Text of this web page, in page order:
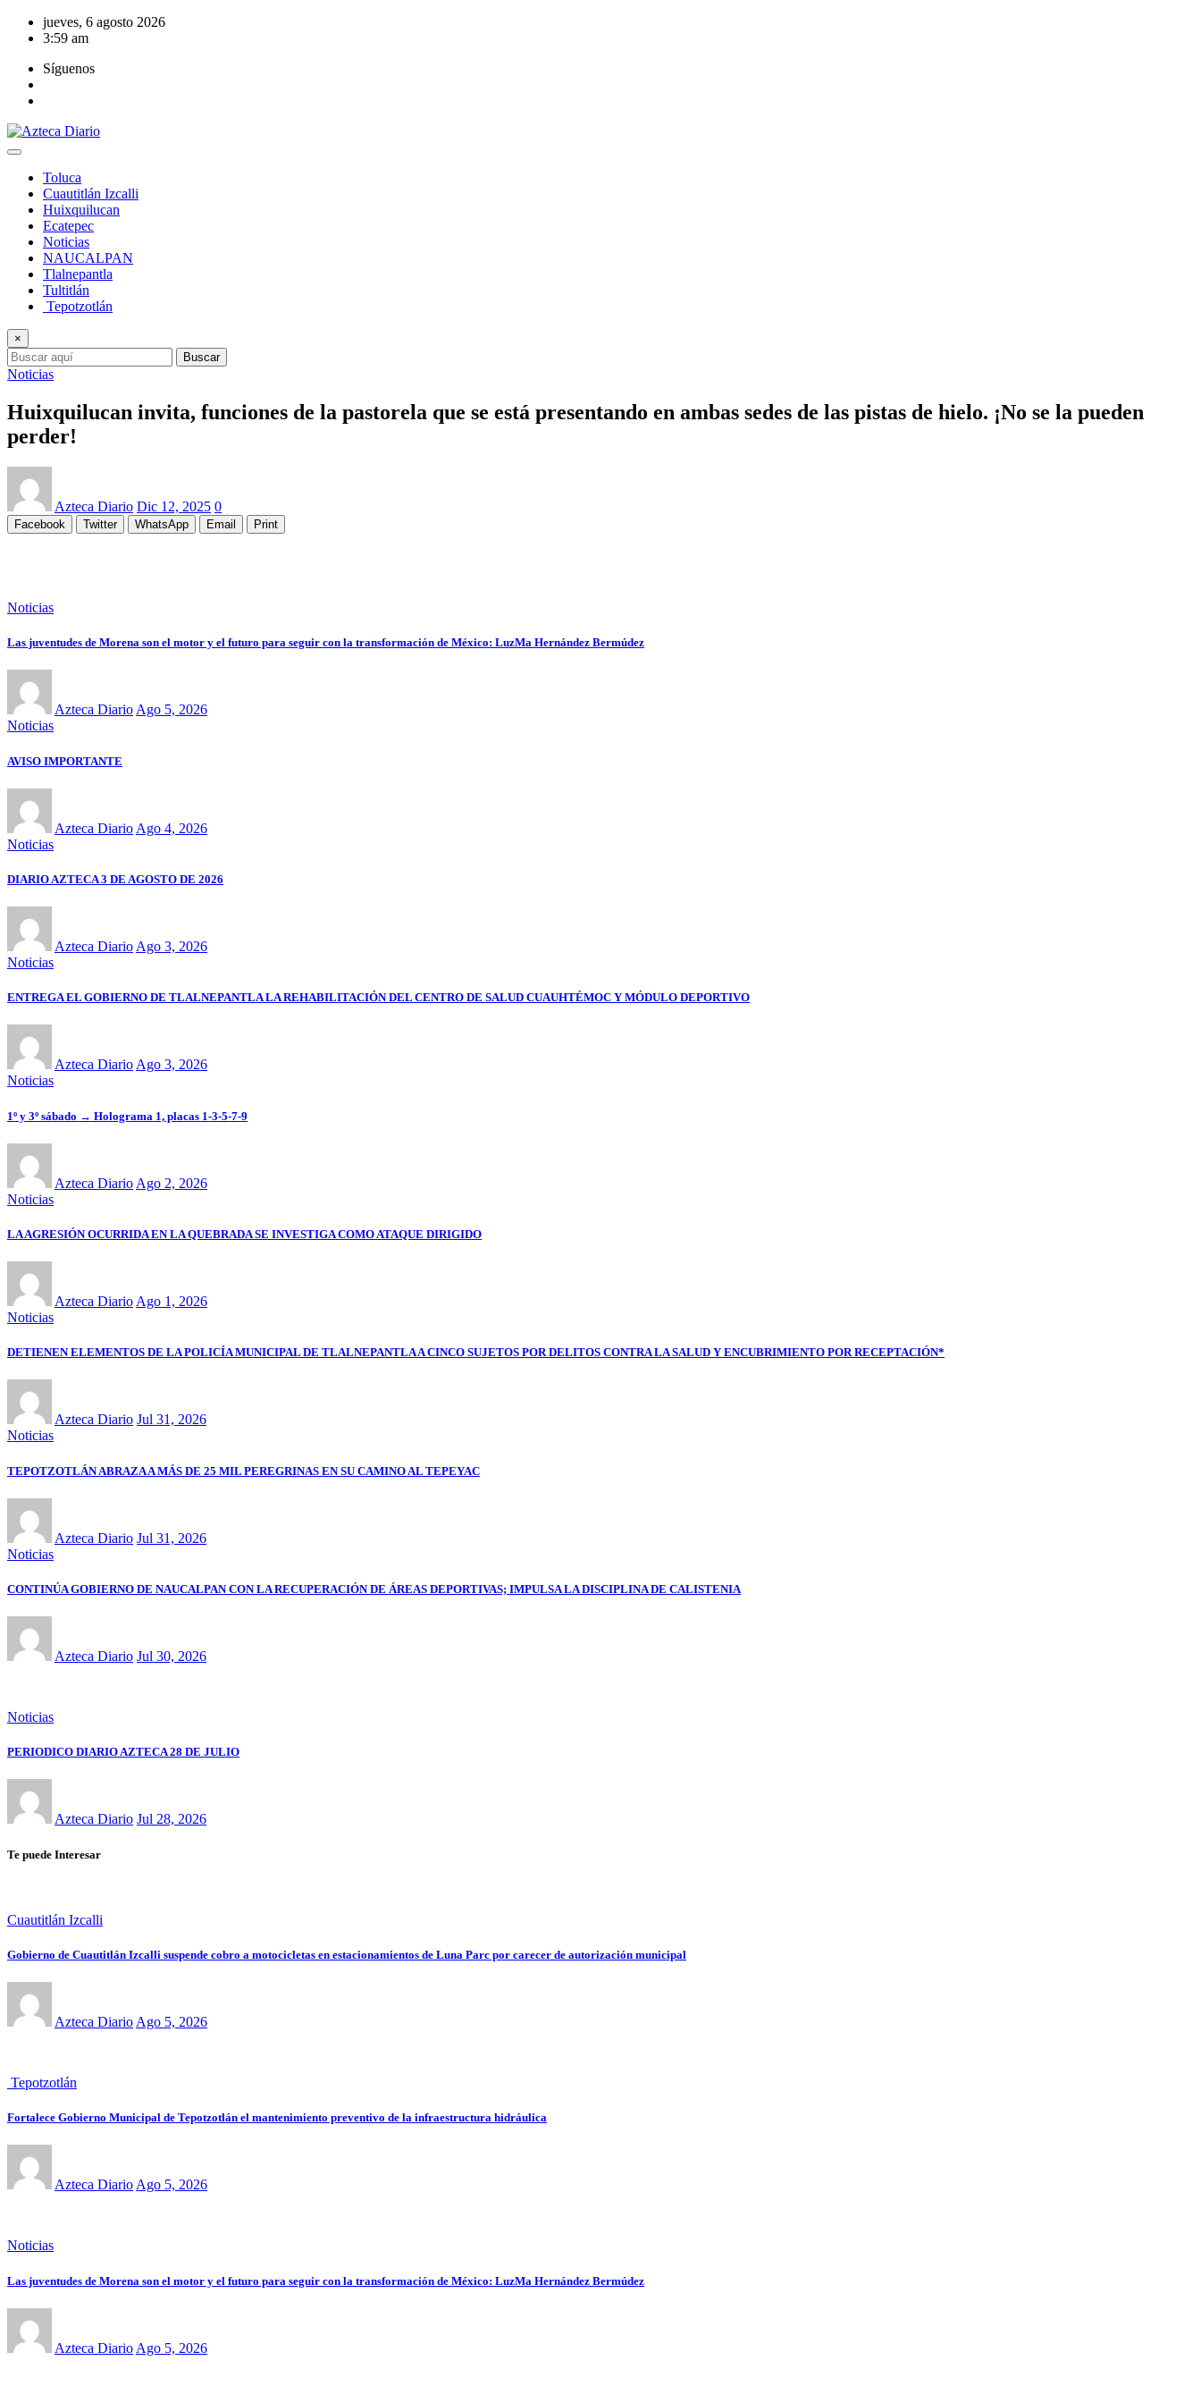
Saltar
jueves, 6 agosto 2026
3:59 am
Síguenos
Toluca
Cuautitlán Izcalli
Huixquilucan
Ecatepec
Noticias
NAUCALPAN
Tlalnepantla
Tultitlán
Tepotzotlán
×
Buscar
Noticias
Huixquilucan invita, funciones de la pastorela que se está presentando en ambas sedes de las pistas de hielo. ¡No se la pueden
perder!
Azteca Diario Dic 12, 2025 0
Facebook Twitter WhatsApp Email Print
Noticias
Las juventudes de Morena son el motor y el futuro para seguir con la transformación de México: LuzMa Hernández Bermúdez
Azteca Diario Ago 5, 2026
Noticias
AVISO IMPORTANTE
Azteca Diario Ago 4, 2026
Noticias
DIARIO AZTECA 3 DE AGOSTO DE 2026
Azteca Diario Ago 3, 2026
Noticias
ENTREGA EL GOBIERNO DE TLALNEPANTLA LA REHABILITACIÓN DEL CENTRO DE SALUD CUAUHTÉMOC Y MÓDULO DEPORTIVO
Azteca Diario Ago 3, 2026
Noticias
1º y 3º sábado → Holograma 1, placas 1-3-5-7-9
Azteca Diario Ago 2, 2026
Noticias
LA AGRESIÓN OCURRIDA EN LA QUEBRADA SE INVESTIGA COMO ATAQUE DIRIGIDO
Azteca Diario Ago 1, 2026
Noticias
DETIENEN ELEMENTOS DE LA POLICÍA MUNICIPAL DE TLALNEPANTLA A CINCO SUJETOS POR DELITOS CONTRA LA SALUD Y ENCUBRIMIENTO POR RECEPTACIÓN*
Azteca Diario Jul 31, 2026
Noticias
TEPOTZOTLÁN ABRAZA A MÁS DE 25 MIL PEREGRINAS EN SU CAMINO AL TEPEYAC
Azteca Diario Jul 31, 2026
Noticias
CONTINÚA GOBIERNO DE NAUCALPAN CON LA RECUPERACIÓN DE ÁREAS DEPORTIVAS; IMPULSA LA DISCIPLINA DE CALISTENIA
Azteca Diario Jul 30, 2026
Noticias
PERIODICO DIARIO AZTECA 28 DE JULIO
Azteca Diario Jul 28, 2026
Te puede Interesar
Cuautitlán Izcalli
Gobierno de Cuautitlán Izcalli suspende cobro a motocicletas en estacionamientos de Luna Parc por carecer de autorización municipal
Azteca Diario Ago 5, 2026
Tepotzotlán
Fortalece Gobierno Municipal de Tepotzotlán el mantenimiento preventivo de la infraestructura hidráulica
Azteca DiarioAgo 5, 2026
Noticias
Las juventudes de Morena son el motor y el futuro para seguir con la transformación de México: LuzMa Hernández Bermúdez
Azteca Diario Ago 5, 2026